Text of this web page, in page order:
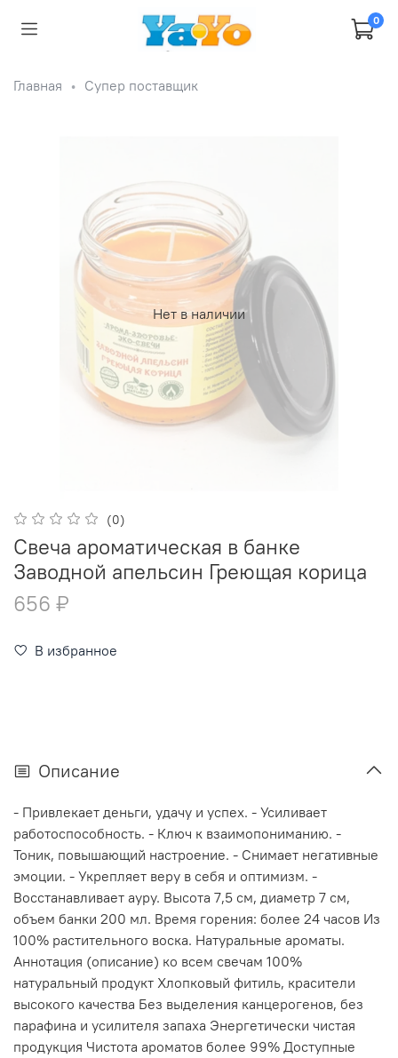
0
Главная Супер поставщик
Нет в наличии
(0)
Свеча ароматическая в банке
Заводной апельсин Греющая корица
656 ₽
В избранное
Описание
- Привлекает деньги, удачу и успех. - Усиливает
работоспособность. - Ключ к взаимопониманию. -
Тоник, повышающий настроение. - Снимает негативные
эмоции. - Укрепляет веру в себя и оптимизм. -
Восстанавливает ауру. Высота 7,5 см, диаметр 7 см,
объем банки 200 мл. Время горения: более 24 часов Из
100% растительного воска. Натуральные ароматы.
Аннотация (описание) ко всем свечам 100%
натуральный продукт Хлопковый фитиль, красители
высокого качества Без выделения канцерогенов, без
парафина и усилителя запаха Энергетически чистая
продукция Чистота ароматов более 99% Доступные